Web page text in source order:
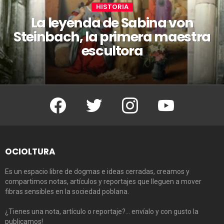
HISTORIA
La leyenda de Sabina von
Steinbach, la primera maestra
escultora
Facebook Twitter Instagram Youtube
OCIOLTURA
Es un espacio libre de dogmas e ideas cerradas, creamos y
compartimos notas, artículos y reportajes que lleguen a mover
fibras sensibles en la sociedad poblana.
¿Tienes una nota, artículo o reportaje?… envíalo y con gusto la
publicamos!